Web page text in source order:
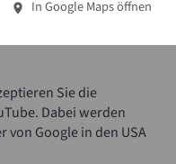
In Google Maps öffnen
Sie die
Dabei werden
von Google in den USA